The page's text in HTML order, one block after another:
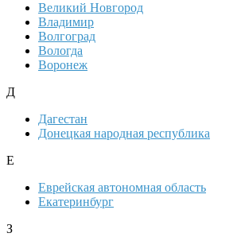
Великий Новгород
Владимир
Волгоград
Вологда
Воронеж
Д
Дагестан
Донецкая народная республика
Е
Еврейская автономная область
Екатеринбург
З